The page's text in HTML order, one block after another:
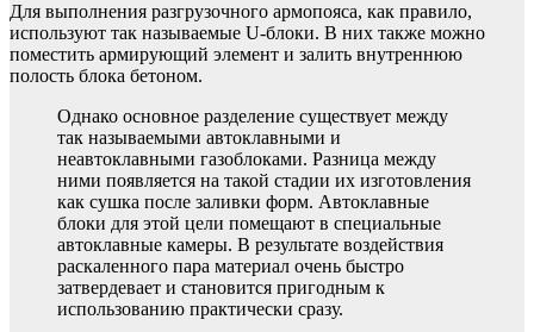
Для выполнения разгрузочного армопояса, как правило,
используют так называемые U-блоки. В них также можно
поместить армирующий элемент и залить внутреннюю
полость блока бетоном.
Однако основное разделение существует между
так называемыми автоклавными и
неавтоклавными газоблоками. Разница между
ними появляется на такой стадии их изготовления
как сушка после заливки форм. Автоклавные
блоки для этой цели помещают в специальные
автоклавные камеры. В результате воздействия
раскаленного пара материал очень быстро
затвердевает и становится пригодным к
использованию практически сразу.